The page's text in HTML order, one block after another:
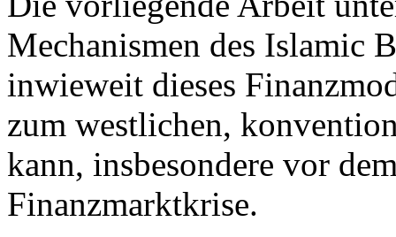
Mechanismen des Islamic
inwieweit dieses
zum westlichen,
kann, insbesondere vor
Finanzmarktkrise.